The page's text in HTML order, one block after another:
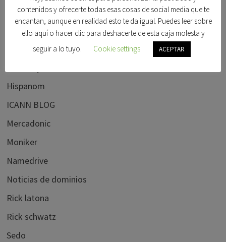
Foro beta
Foro dominios
Frank schilling
Hispanom
ICANN BLOG
Mercadonic
Moniker
Namedrive
Noticias de dominios
Rick latona
Rick schwatz
Sedo
contenidos y ofrecerte todas esas cosas de social media que te
encantan, aunque en realidad esto te da igual. Puedes leer sobre
ello aquí o hacer clic para deshacerte de esta caja molesta y
seguir a lo tuyo.
Cookie settings ACEPTAR